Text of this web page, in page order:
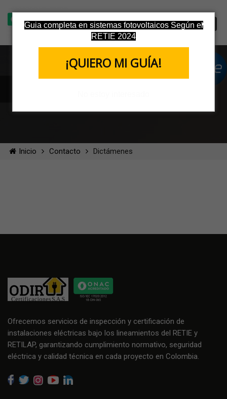
Guia completa en sistemas fotovoltaicos Según el
RETIE 2024
¡QUIERO MI GUÍA!
Inicio Contacto Dictámenes
Ofrecemos servicios de inspección y certificación de
instalaciones eléctricas bajo los lineamientos del RETIE y
RETILAP, garantizando cumplimiento normativo, seguridad
eléctrica y calidad técnica en cada proyecto en Colombia.